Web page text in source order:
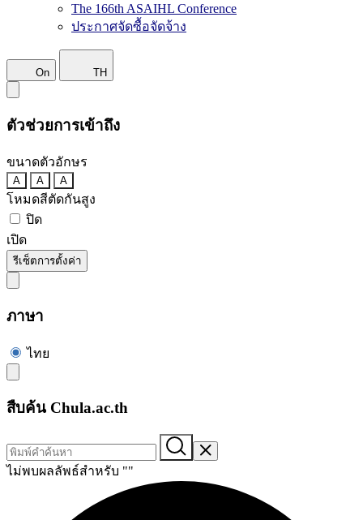
The 166th ASAIHL Conference
ประกาศจัดซื้อจัดจ้าง
On TH
ตัวช่วยการเข้าถึง
ขนาดตัวอักษร
A A A
โหมดสีตัดกันสูง
ปิด
เปิด
รีเซ็ตการตั้งค่า
ภาษา
ไทย
สืบค้น Chula.ac.th
ไม่พบผลลัพธ์สำหรับ ""